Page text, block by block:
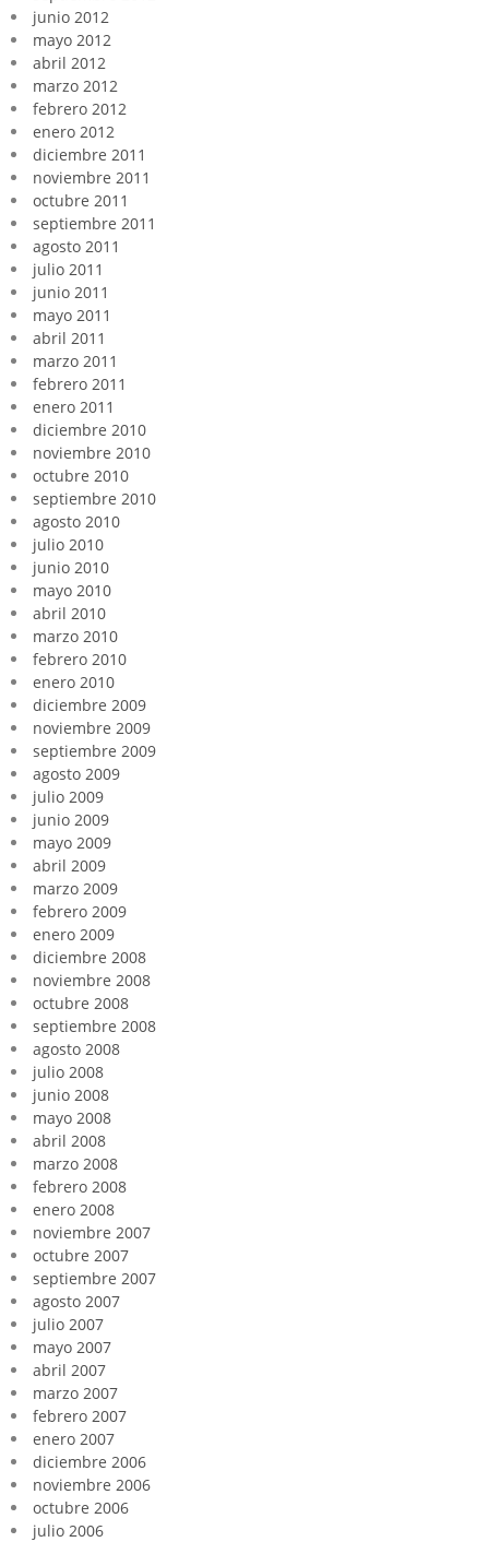
junio 2012
mayo 2012
abril 2012
marzo 2012
febrero 2012
enero 2012
diciembre 2011
noviembre 2011
octubre 2011
septiembre 2011
agosto 2011
julio 2011
junio 2011
mayo 2011
abril 2011
marzo 2011
febrero 2011
enero 2011
diciembre 2010
noviembre 2010
octubre 2010
septiembre 2010
agosto 2010
julio 2010
junio 2010
mayo 2010
abril 2010
marzo 2010
febrero 2010
enero 2010
diciembre 2009
noviembre 2009
septiembre 2009
agosto 2009
julio 2009
junio 2009
mayo 2009
abril 2009
marzo 2009
febrero 2009
enero 2009
diciembre 2008
noviembre 2008
octubre 2008
septiembre 2008
agosto 2008
julio 2008
junio 2008
mayo 2008
abril 2008
marzo 2008
febrero 2008
enero 2008
noviembre 2007
octubre 2007
septiembre 2007
agosto 2007
julio 2007
mayo 2007
abril 2007
marzo 2007
febrero 2007
enero 2007
diciembre 2006
noviembre 2006
octubre 2006
julio 2006